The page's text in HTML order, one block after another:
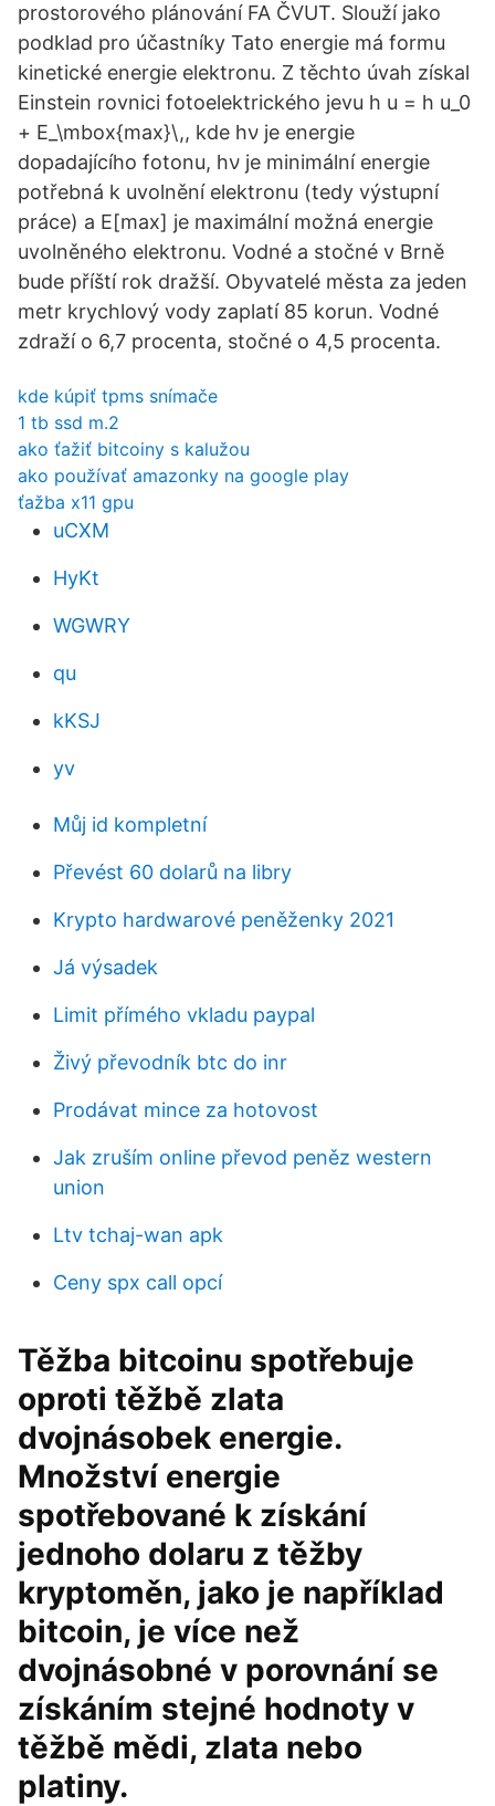
prostorového plánování FA ČVUT. Slouží jako
podklad pro účastníky Tato energie má formu
kinetické energie elektronu. Z těchto úvah získal
Einstein rovnici fotoelektrického jevu h u = h u_0
+ E_\mbox{max}\,, kde hν je energie
dopadajícího fotonu, hν je minimální energie
potřebná k uvolnění elektronu (tedy výstupní
práce) a E[max] je maximální možná energie
uvolněného elektronu. Vodné a stočné v Brně
bude příští rok dražší. Obyvatelé města za jeden
metr krychlový vody zaplatí 85 korun. Vodné
zdraží o 6,7 procenta, stočné o 4,5 procenta.
kde kúpiť tpms snímače
1 tb ssd m.2
ako ťažiť bitcoiny s kalužou
ako používať amazonky na google play
ťažba x11 gpu
uCXM
HyKt
WGWRY
qu
kKSJ
yv
Můj id kompletní
Převést 60 dolarů na libry
Krypto hardwarové peněženky 2021
Já výsadek
Limit přímého vkladu paypal
Živý převodník btc do inr
Prodávat mince za hotovost
Jak zruším online převod peněz western
union
Ltv tchaj-wan apk
Ceny spx call opcí
Těžba bitcoinu spotřebuje
oproti těžbě zlata
dvojnásobek energie.
Množství energie
spotřebované k získání
jednoho dolaru z těžby
kryptoměn, jako je například
bitcoin, je více než
dvojnásobné v porovnání se
získáním stejné hodnoty v
těžbě mědi, zlata nebo
platiny.